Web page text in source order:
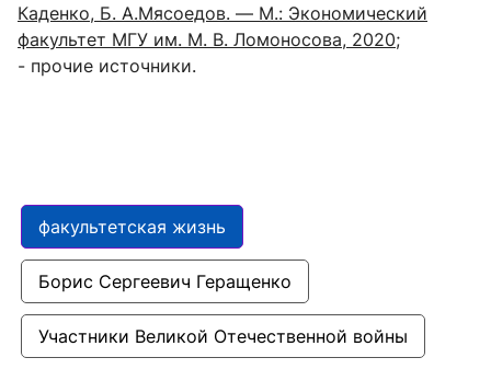
Каденко, Б. А.Мясоедов. — М.: Экономический
факультет МГУ им. М. В. Ломоносова, 2020;
- прочие источники.
факультетская жизнь
Борис Сергеевич Геращенко
Участники Великой Отечественной войны